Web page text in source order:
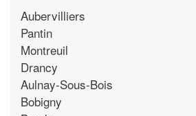
Aubervilliers
Pantin
Montreuil
Drancy
Aulnay-Sous-Bois
Bobigny